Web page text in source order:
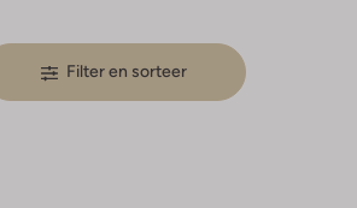
Filter en sorteer